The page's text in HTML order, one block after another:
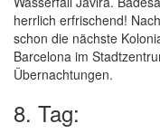
herrlich erfrischend!
schon die nächste
Barcelona im
Übernachtungen.
8. Tag: